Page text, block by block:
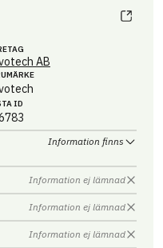
AB
ID
Information finns
Information ej lämnad
Information ej lämnad
Information ej lämnad